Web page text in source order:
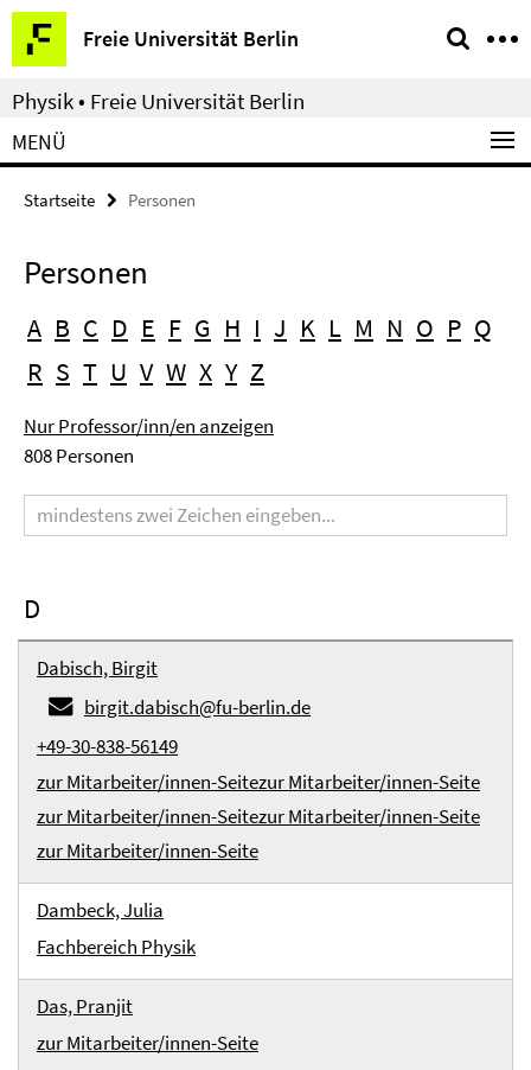
Springe
direkt
zu
Inhalt
Freie Universität Berlin
Service-
Navigation
Physik • Freie Universität Berlin
MENÜ
Startseite Personen
Personen
A B C D E F G H I J K L M N O P Q
R S T U V W X Y Z
Nur Professor/inn/en anzeigen
808 Personen
D
Dabisch, Birgit
birgit.dabisch@fu-berlin.de
+49-30-838-56149
zur Mitarbeiter/innen-Seitezur Mitarbeiter/innen-Seite
zur Mitarbeiter/innen-Seitezur Mitarbeiter/innen-Seite
zur Mitarbeiter/innen-Seite
Dambeck, Julia
Fachbereich Physik
Das, Pranjit
zur Mitarbeiter/innen-Seite